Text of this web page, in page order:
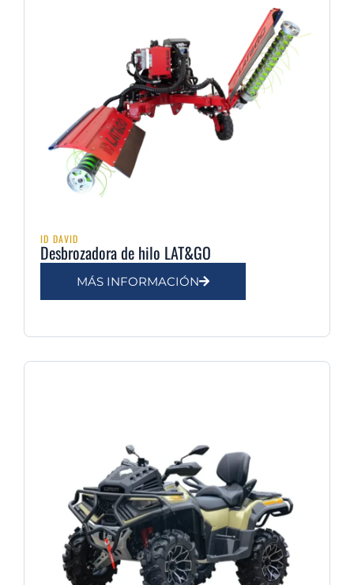
ID DAVID
Desbrozadora de hilo LAT&GO
MÁS INFORMACIÓN